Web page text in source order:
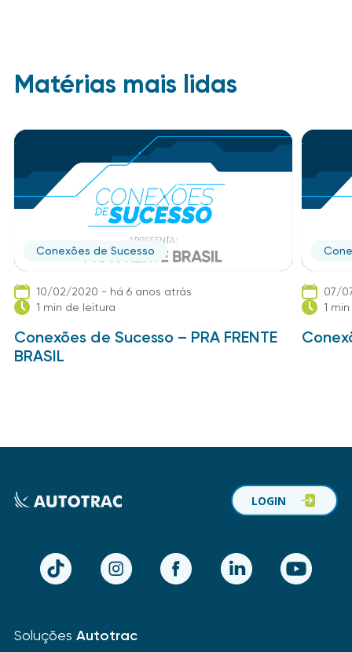
Matérias mais lidas
Conexões de Sucesso
10/02/2020 - há 6 anos atrás
1 min de leitura
Conexões de Sucesso – PRA FRENTE
BRASIL
07/
1
TikTok Instagram Facebook LinkedIn YouTube
LOGIN
Soluções Autotrac